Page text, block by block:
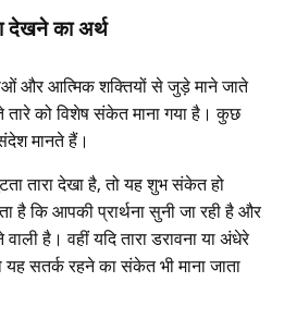
देखने का अर्थ
और आत्मिक शक्तियों से जुड़े माने जाते
को विशेष संकेत माना गया है। कुछ
संदेश मानते हैं।
तारा देखा है, तो यह शुभ संकेत हो
है कि आपकी प्रार्थना सुनी जा रही है और
है। वहीं यदि तारा डरावना या अंधेरे
यह सतर्क रहने का संकेत भी माना जाता